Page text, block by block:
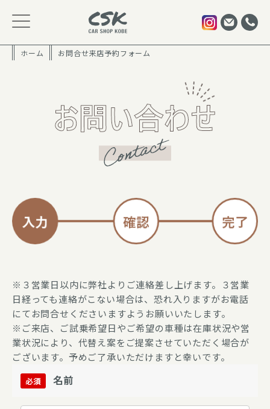
ホーム お問合せ来店予約フォーム
※３営業日以内に弊社よりご連絡差し上げます。３営業
日経っても連絡がこない場合は、恐れ入りますがお電話
にてお問合せくださいますようお願いいたします。
※ご来店、ご試乗希望日やご希望の車種は在庫状況や営
業状況により、代替え案をご提案させていただく場合が
ございます。予めご了承いただけますと幸いです。
必須 名前